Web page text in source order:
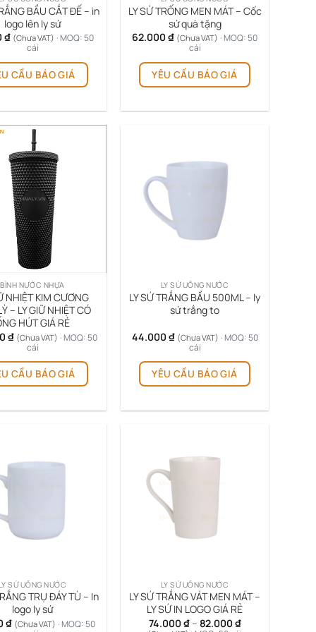
BẦU CẮT ĐẾ – in
logo lên ly sứ
₫ (Chưa VAT) · MOQ: 50
cái
CẦU BÁO GIÁ
LY SỨ TRỐNG MEN MÁT – Cốc
sứ quà tặng
62.000 ₫ (Chưa VAT) · MOQ: 50
cái
YÊU CẦU BÁO GIÁ
BÌNH NƯỚC NHỰA
NHIỆT KIM CƯƠNG
– LY GIỮ NHIỆT CÓ
HÚT GIÁ RẺ
₫ (Chưa VAT) · MOQ: 50
cái
CẦU BÁO GIÁ
LY SỨ UỐNG NƯỚC
LY SỨ TRẮNG BẦU 500ML – ly
sứ trắng to
44.000 ₫ (Chưa VAT) · MOQ: 50
cái
YÊU CẦU BÁO GIÁ
LY SỨ UỐNG NƯỚC
TRỤ ĐÁY TÙ – In
logo ly sứ
₫ (Chưa VAT) · MOQ: 50
LY SỨ UỐNG NƯỚC
LY SỨ TRẮNG VÁT MEN MÁT –
LY SỨ IN LOGO GIÁ RẺ
74.000 ₫ – 82.000 ₫Khoảng